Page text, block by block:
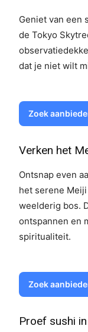
Geniet van een
de Tokyo
dat je niet wilt
Zoek
Verken het
Ontsnap even
het serene
weelderig bos.
ontspannen en
spiritualiteit.
Zoek
Proef sushi